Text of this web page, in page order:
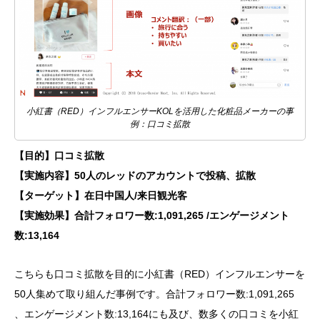
小紅書（RED）インフルエンサーKOLを活用した化粧品メーカーの事
例：口コミ拡散
【目的】口コミ拡散
【実施内容】50人のレッドのアカウントで投稿、拡散
【ターゲット】在日中国人/来日観光客
【実施効果】合計フォロワー数:1,091,265 /エンゲージメント
数:13,164
こちらも口コミ拡散を目的に小紅書（RED）インフルエンサーを
50人集めて取り組んだ事例です。合計フォロワー数:1,091,265
、エンゲージメント数:13,164にも及び、数多くの口コミを小紅